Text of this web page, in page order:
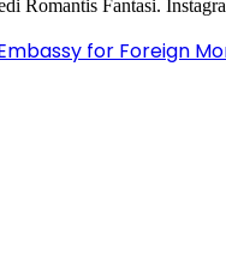
for Foreign